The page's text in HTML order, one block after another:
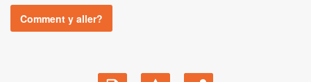
Comment y aller?